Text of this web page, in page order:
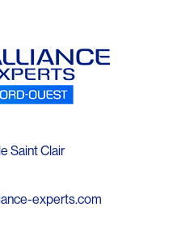
Saint Clair
experts.com